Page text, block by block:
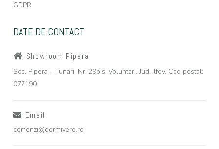
GDPR
DATE DE CONTACT
Showroom Pipera
Sos. Pipera - Tunari, Nr. 29bis, Voluntari, Jud. Ilfov, Cod postal:
077190
Email
comenzi@dormivero.ro